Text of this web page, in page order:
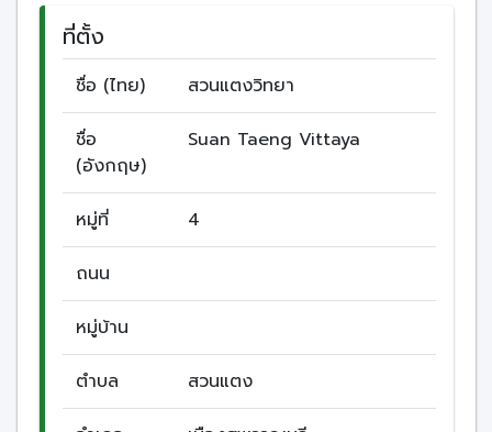
ที่ตั้ง
ชื่อ (ไทย) สวนแตงวิทยา
ชื่อ
(อังกฤษ)
Suan Taeng Vittaya
หมู่ที่ 4
ถนน
หมู่บ้าน
ตำบล สวนแตง